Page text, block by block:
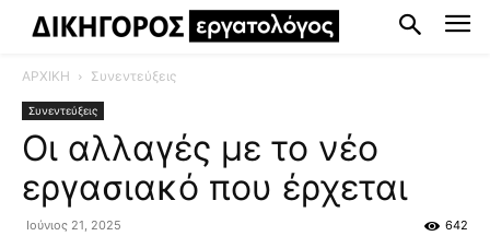
ΑΡΧΙΚΗ Συνεντεύξεις
Συνεντεύξεις
Οι αλλαγές με το νέο
εργασιακό που έρχεται
Ιούνιος 21, 2025 642